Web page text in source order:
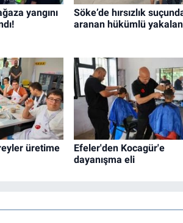
yangını
Söke’de hırsızlık
aranan hükümlü
üretime
Efeler'den Kocagür'e
dayanışma eli